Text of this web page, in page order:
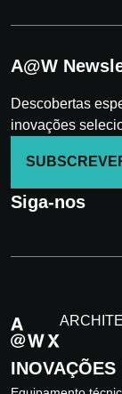
A@W
Descobertas
inovações
Siga-nos
INOVAÇÕES